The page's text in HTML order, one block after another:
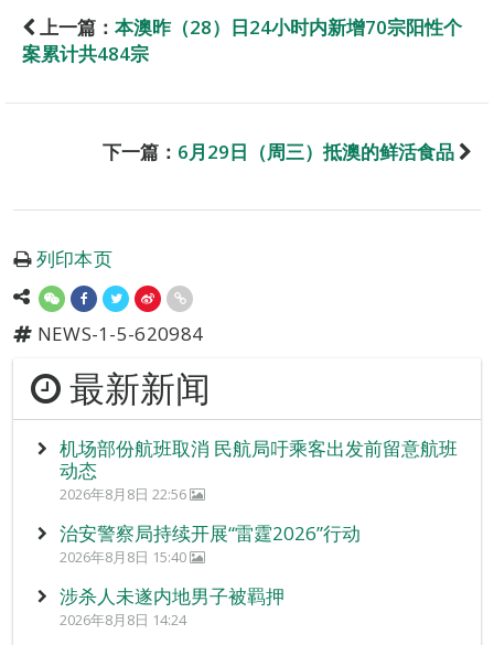
上一篇： 本澳昨（28）日24小时内新增70宗阳性个
案累计共484宗
下一篇： 6月29日（周三）抵澳的鲜活食品
列印本页
NEWS-1-5-620984
最新新闻
机场部份航班取消 民航局吁乘客出发前留意航班
动态
2026年8月8日 22:56
治安警察局持续开展“雷霆2026”行动
2026年8月8日 15:40
涉杀人未遂内地男子被羁押
2026年8月8日 14:24